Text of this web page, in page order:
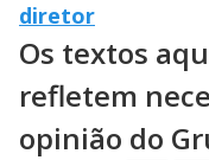
diretor
Os textos
refletem
opinião do